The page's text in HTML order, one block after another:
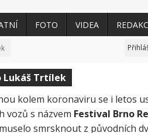
FOTO VIDEA
Lukáš Trtílek
kolem koronaviru se i letos
vozů s názvem Festival Brno
smrsknout z původních